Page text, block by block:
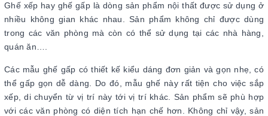
Ghế xếp hay ghế gấp là dòng sản phẩm nội thất được sử dụng ở
nhiều không gian khác nhau. Sản phẩm không chỉ được dùng
trong các văn phòng mà còn có thể sử dụng tại các nhà hàng,
quán ăn….
Các mẫu ghế gấp có thiết kế kiểu dáng đơn giản và gọn nhẹ, có
thể gấp gọn dễ dàng. Do đó, mẫu ghế này rất tiện cho việc sắp
xếp, di chuyển từ vị trí này tới vị trí khác. Sản phẩm sẽ phù hợp
với các văn phòng có diện tích hạn chế hơn. Không chỉ vậy, sản